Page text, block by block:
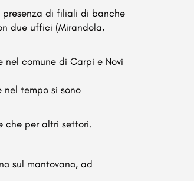
presenza di filiali di banche
due uffici (Mirandola,
comune di Carpi e Novi
tempo si sono
che per altri settori.
sul mantovano, ad